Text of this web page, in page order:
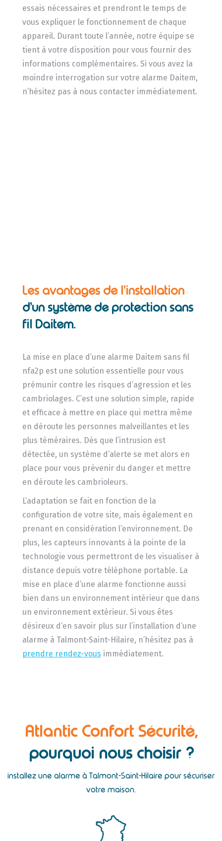
essais nécessaires et prendront le temps de
vous expliquer le fonctionnement de chaque
appareil. Durant toute l’année, notre équipe se
tient à votre disposition pour vous fournir des
informations complémentaires. Si vous avez la
moindre interrogation sur votre alarme Daitem,
n’hésitez pas à nous contacter immédiatement.
Les avantages de l’installation
d’un système de protection sans
fil Daitem.
La mise en place d’une alarme Daitem sans fil
nfa2p est une solution essentielle pour vous
prémunir contre les risques d’agression et les
cambriolages. C’est une solution simple, rapide
et efficace à mettre en place qui mettra même
en déroute les personnes malveillantes et les
plus téméraires. Dès que l’intrusion est
détectée, un système d’alerte se met alors en
place pour vous prévenir du danger et mettre
en déroute les cambrioleurs.
L’adaptation se fait en fonction de la
configuration de votre site, mais également en
prenant en considération l’environnement. De
plus, les capteurs innovants à la pointe de la
technologie vous permettront de les visualiser à
distance depuis votre téléphone portable. La
mise en place d’une alarme fonctionne aussi
bien dans un environnement intérieur que dans
un environnement extérieur. Si vous êtes
désireux d’en savoir plus sur l’installation d’une
alarme à Talmont-Saint-Hilaire, n’hésitez pas à
prendre rendez-vous immédiatement.
Atlantic Confort Sécurité,
pourquoi nous choisir ?
installez une alarme à Talmont-Saint-Hilaire pour sécuriser
votre maison.